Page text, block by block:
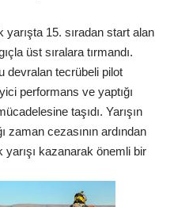
15. sıradan start alan
üst sıralara tırmandı.
devralan tecrübeli pilot
performans ve yaptığı
taşıdı. Yarışın
zaman cezasının ardından
kazanarak önemli bir